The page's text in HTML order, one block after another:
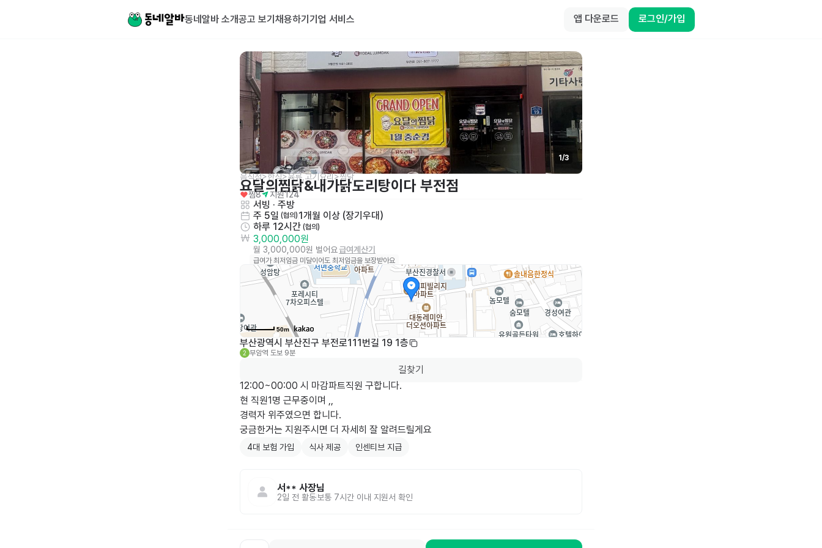
동네알바 소개공고 보기 채용하기 기업 서비스 앱 다운로드 로그인/가입
1/3
음식점>한식>육류,고기요리>찜닭
요달의찜닭&내가닭도리탕이다 부전점
찜8 지원124
서빙 · 주방
주 5일 (협의) 1개월 이상 (장기우대)
하루 12시간 (협의)
3,000,000원
월 3,000,000원 벌어요급여계산기
급여가 최저임금 미달이어도 최저임금을 보장받아요
50m
부산광역시 부산진구 부전로111번길 19 1층
2 부암역 도보 9분
길찾기
12:00~00:00 시 마감파트직원 구합니다.
현 직원1명 근무중이며 ,,
경력자 위주였으면 합니다.
궁금한거는 지원주시면 더 자세히 잘 알려드릴게요
4대 보험 가입 식사 제공 인센티브 지급
서** 사장님
2일 전 활동보통 7시간 이내 지원서 확인